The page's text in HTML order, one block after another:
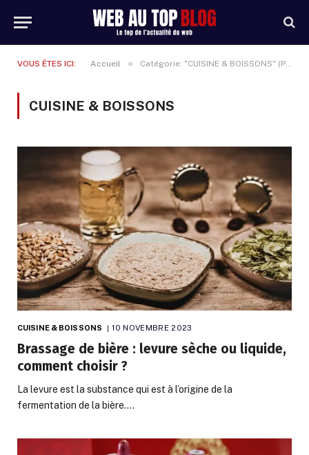
VOUS ÊTES ICI: Accueil » Catégorie: "CUISINE & BOISSONS" (Page 2)
CUISINE & BOISSONS
CUISINE & BOISSONS 10 NOVEMBRE 2023
Brassage de bière : levure sèche ou liquide,
comment choisir ?
La levure est la substance qui est à l’origine de la
fermentation de la bière.…